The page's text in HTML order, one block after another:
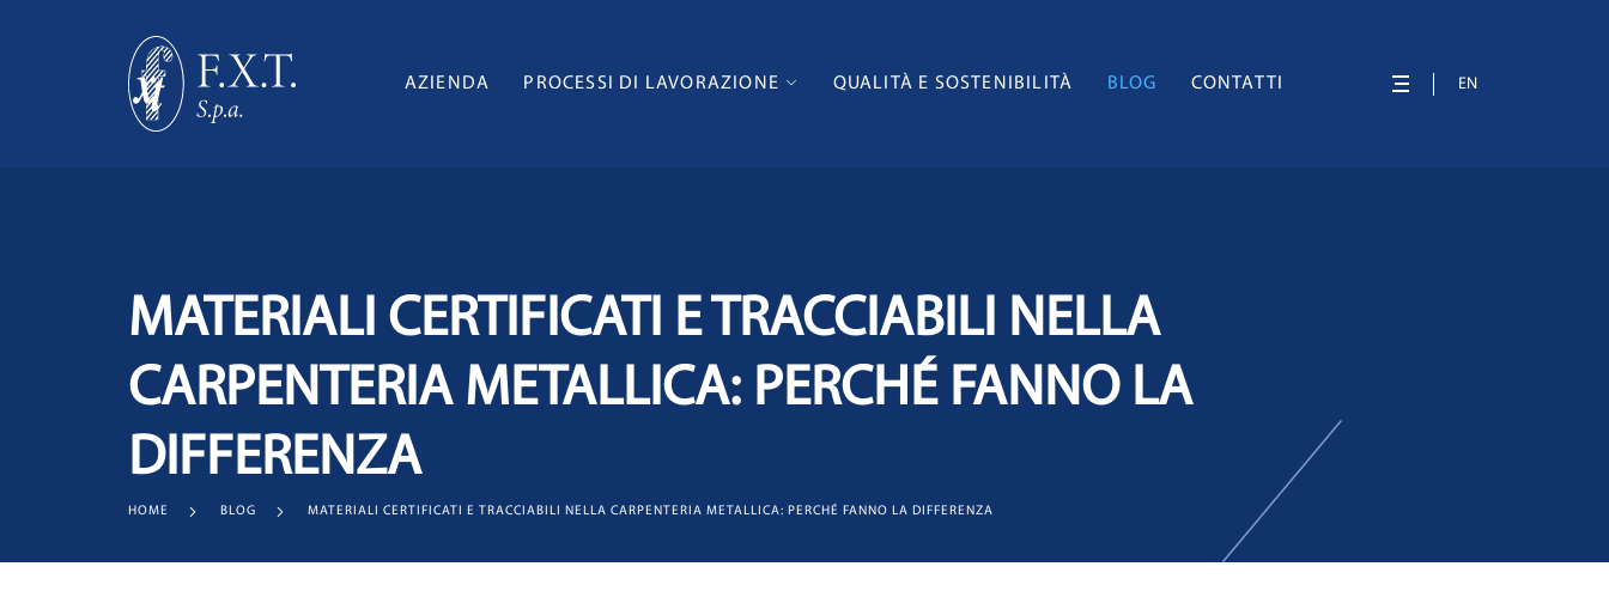
AZIENDA PROCESSI DI LAVORAZIONE QUALITÀ E SOSTENIBILITÀ BLOG CONTATTI EN
MATERIALI CERTIFICATI E TRACCIABILI NELLA
CARPENTERIA METALLICA: PERCHÉ FANNO LA
DIFFERENZA
HOME BLOG MATERIALI CERTIFICATI E TRACCIABILI NELLA CARPENTERIA METALLICA: PERCHÉ FANNO LA DIFFERENZA